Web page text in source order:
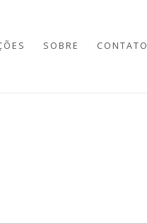
SOBRE CONTATO